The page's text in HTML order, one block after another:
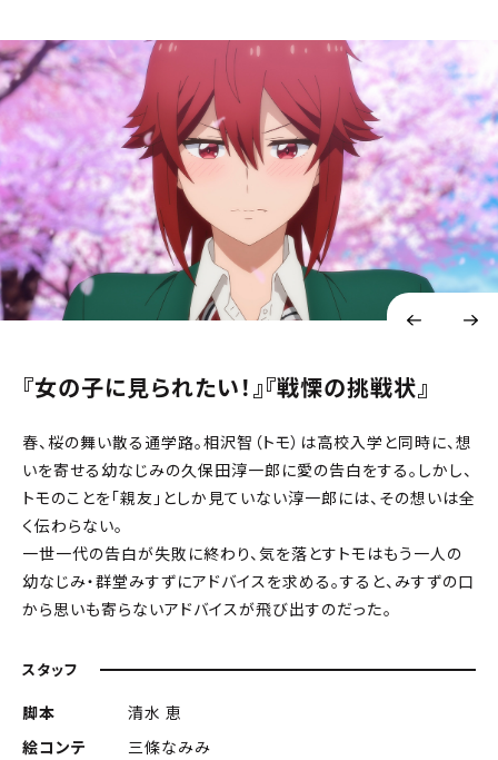
『女の子に見られたい！』『戦慄の挑戦状』
春、桜の舞い散る通学路。相沢智（トモ）は高校入学と同時に、想
いを寄せる幼なじみの久保田淳一郎に愛の告白をする。しかし、
トモのことを「親友」としか見ていない淳一郎には、その想いは全
く伝わらない。
一世一代の告白が失敗に終わり、気を落とすトモはもう一人の
幼なじみ・群堂みすずにアドバイスを求める。すると、みすずの口
から思いも寄らないアドバイスが飛び出すのだった――。
スタッフ
脚本
清水 恵
絵コンテ
三條なみみ